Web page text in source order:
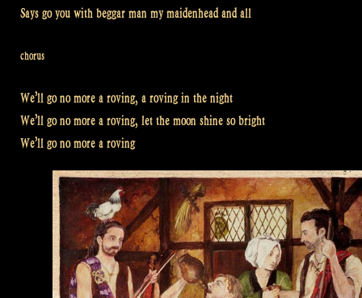
Says go you with beggar man my maidenhead and all
chorus
We’ll go no more a roving, a roving in the night
We’ll go no more a roving, let the moon shine so bright
We’ll go no more a roving